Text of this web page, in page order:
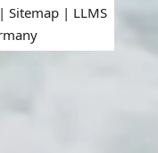
Sitemap | LLMS